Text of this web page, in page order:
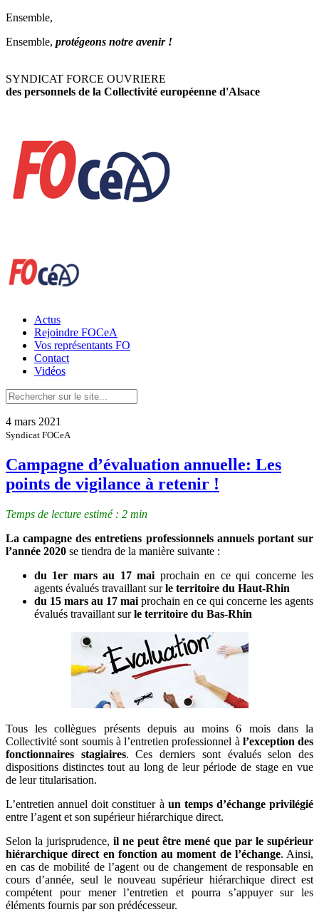
Ensemble,
Ensemble, protégeons notre avenir !
SYNDICAT FORCE OUVRIERE
des personnels de la Collectivité européenne d'Alsace
Actus
Rejoindre FOCeA
Vos représentants FO
Contact
Vidéos
4 mars 2021
Syndicat FOCeA
Campagne d’évaluation annuelle: Les
points de vigilance à retenir !
Temps de lecture estimé : 2 min
La campagne des entretiens professionnels annuels portant sur
l’année 2020 se tiendra de la manière suivante :
du 1er mars au 17 mai prochain en ce qui concerne les
agents évalués travaillant surle territoire du Haut-Rhin
du 15 mars au 17 mai prochain en ce qui concerne les agents
évalués travaillant surle territoire du Bas-Rhin
Tous les collègues présents depuis au moins 6 mois dans la
Collectivité sont soumis à l’entretien professionnel à l’exception des
fonctionnaires stagiaires. Ces derniers sont évalués selon des
dispositions distinctes tout au long de leur période de stage en vue
de leur titularisation.
L’entretien annuel doit constituer à un temps d’échange privilégié
entre l’agent et son supérieur hiérarchique direct.
Selon la jurisprudence, il ne peut être mené que par le supérieur
hiérarchique direct en fonction au moment de l’échange. Ainsi,
en cas de mobilité de l’agent ou de changement de responsable en
cours d’année, seul le nouveau supérieur hiérarchique direct est
compétent pour mener l’entretien et pourra s’appuyer sur les
éléments fournis par son prédécesseur.